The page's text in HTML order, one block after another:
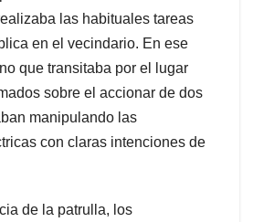
las habituales tareas
en el vecindario. En ese
que transitaba por el lugar
sobre el accionar de dos
manipulando las
con claras intenciones de
de la patrulla, los